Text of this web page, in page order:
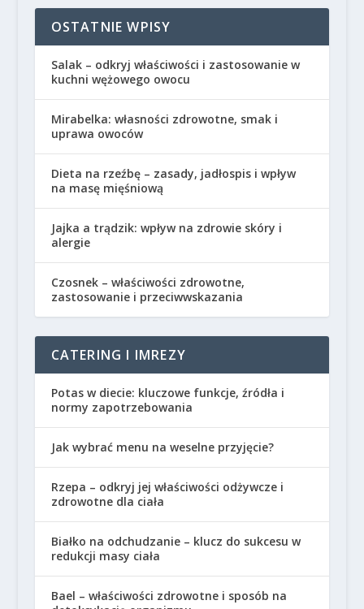
OSTATNIE WPISY
Salak – odkryj właściwości i zastosowanie w
kuchni wężowego owocu
Mirabelka: własności zdrowotne, smak i
uprawa owoców
Dieta na rzeźbę – zasady, jadłospis i wpływ
na masę mięśniową
Jajka a trądzik: wpływ na zdrowie skóry i
alergie
Czosnek – właściwości zdrowotne,
zastosowanie i przeciwwskazania
CATERING I IMREZY
Potas w diecie: kluczowe funkcje, źródła i
normy zapotrzebowania
Jak wybrać menu na weselne przyjęcie?
Rzepa – odkryj jej właściwości odżywcze i
zdrowotne dla ciała
Białko na odchudzanie – klucz do sukcesu w
redukcji masy ciała
Bael – właściwości zdrowotne i sposób na